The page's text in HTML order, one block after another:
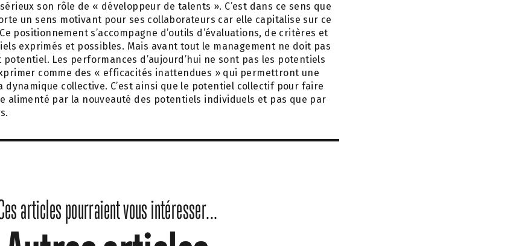
son rôle de « développeur de talents ». C’est dans ce sens que
un sens motivant pour ses collaborateurs car elle capitalise sur ce
positionnement s’accompagne d’outils d’évaluations, de critères et
exprimés et possibles. Mais avant tout le management ne doit pas
Les performances d’aujourd’hui ne sont pas les potentiels
comme des « efficacités inattendues » qui permettront une
collective. C’est ainsi que le potentiel collectif pour faire
alimenté par la nouveauté des potentiels individuels et pas que par
articles pourraient vous intéresser...